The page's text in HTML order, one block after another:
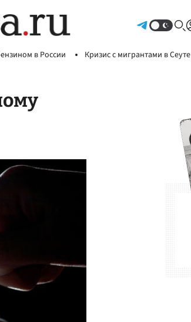
в России Кризис с мигрантами в Сеуте